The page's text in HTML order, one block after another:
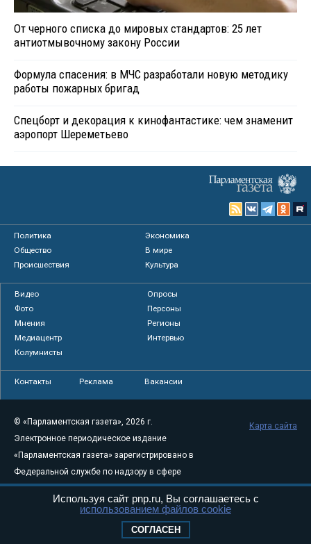
От черного списка до мировых стандартов: 25 лет
антиотмывочному закону России
Формула спасения: в МЧС разработали новую методику
работы пожарных бригад
Спецборт и декорация к кинофантастике: чем знаменит
аэропорт Шереметьево
Политика
Экономика
Общество
В мире
Происшествия
Культура
Видео
Опросы
Фото
Персоны
Мнения
Регионы
Медиацентр
Интервью
Колумнисты
Контакты Реклама Вакансии
© «Парламентская газета», 2026 г.
Электронное периодическое издание
«Парламентская газета» зарегистрировано в
Федеральной службе по надзору в сфере
связи, информационных технологий и
массовых коммуникаций (Роскомнадзор) 05
Свидетельство о регистрации Эл № ФС77-
Карта сайта
Используя сайт pnp.ru, Вы соглашаетесь с
использованием файлов cookie
СОГЛАСЕН